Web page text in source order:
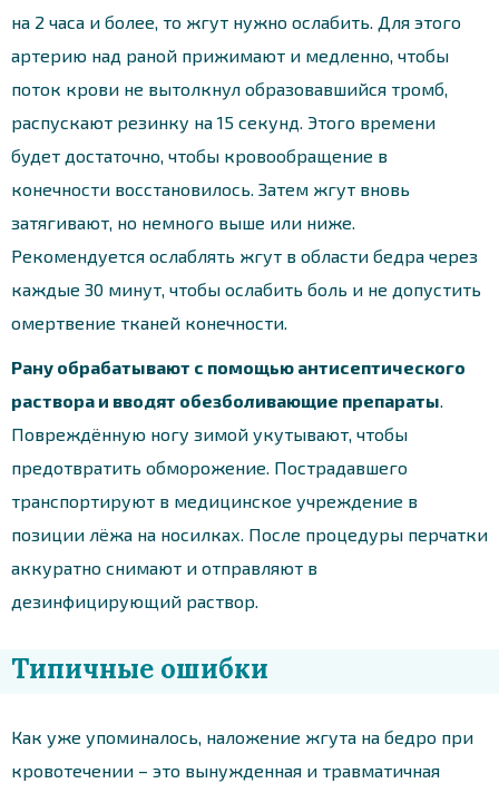
на 2 часа и более, то жгут нужно ослабить. Для этого
артерию над раной прижимают и медленно, чтобы
поток крови не вытолкнул образовавшийся тромб,
распускают резинку на 15 секунд. Этого времени
будет достаточно, чтобы кровообращение в
конечности восстановилось. Затем жгут вновь
затягивают, но немного выше или ниже.
Рекомендуется ослаблять жгут в области бедра через
каждые 30 минут, чтобы ослабить боль и не допустить
омертвение тканей конечности.
Рану обрабатывают с помощью антисептического
раствора и вводят обезболивающие препараты.
Повреждённую ногу зимой укутывают, чтобы
предотвратить обморожение. Пострадавшего
транспортируют в медицинское учреждение в
позиции лёжа на носилках. После процедуры перчатки
аккуратно снимают и отправляют в
дезинфицирующий раствор.
Типичные ошибки
Как уже упоминалось, наложение жгута на бедро при
кровотечении – это вынужденная и травматичная